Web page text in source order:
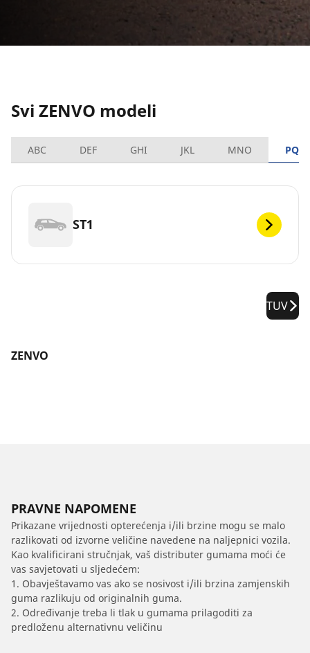
Svi ZENVO modeli
ABC DEF GHI JKL MNO PQRS
ST1
TUV
ZENVO
PRAVNE NAPOMENE
Prikazane vrijednosti opterećenja i/ili brzine mogu se malo
razlikovati od izvorne veličine navedene na naljepnici vozila.
Kao kvalificirani stručnjak, vaš distributer gumama moći će
vas savjetovati u sljedećem:
1. Obavještavamo vas ako se nosivost i/ili brzina zamjenskih
guma razlikuju od originalnih guma.
2. Određivanje treba li tlak u gumama prilagoditi za
predloženu alternativnu veličinu